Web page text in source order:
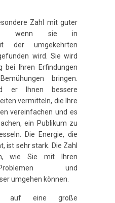
Zahl mit guter
wenn sie in
der umgekehrten
wird. Sie wird
bei Ihren Erfindungen
bringen.
er Ihnen bessere
vermitteln, die Ihre
vereinfachen und es
ein Publikum zu
Die Energie, die
ist sehr stark. Die Zahl
wie Sie mit Ihren
und
umgehen können.
auf eine große